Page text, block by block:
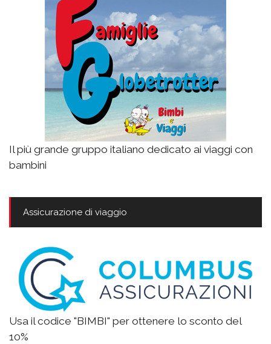
Il più grande gruppo italiano dedicato ai viaggi con
bambini
Assicurazione di viaggio
Usa il codice "BIMBI" per ottenere lo sconto del
10%